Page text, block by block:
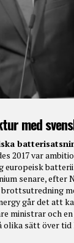
med
2017 var
europeisk
senare,
brottsutredning
går det att
ministrar och
olika sätt över